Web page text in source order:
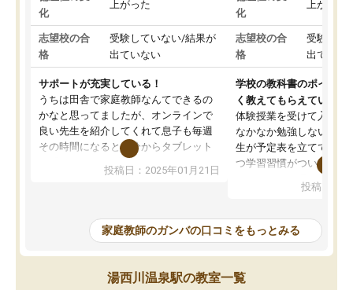
化
上がった
志望校の合
格
受験していない/結果が
出ていない
サポートが充実している！
うちは田舎で家庭教師なんてできるの
かなと思ってましたが、オンラインで
良い先生を紹介してくれて息子も毎週
その時間になると自分からタブレット
を開いてzoomを繋げるようになりまし
た！5科目なんでもOKなのもとても気
めて1年ほどだった今では平均点以上の
科目が増えてきました！あと1年受験ま
であるので無料の週末教室を使用しな
がら頑張って欲しいと思います！
投稿日：2025年01月21日
化
上がった
志望校の合
格
受験して
出ていな
学校の教科書のポイント
く教えてもらえている
体験授業を受けて入塾し
なかなか勉強しない息子
生が予定表を立ててくれ
つ学習習慣がついてきま
指導が無い日も予定表
問できるのでとても助か
投稿日：
家庭教師のガンバの口コミをもっとみる
湯西川温泉駅の教室一覧